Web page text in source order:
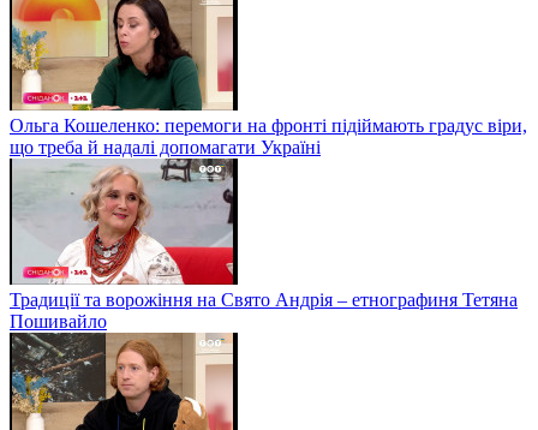
Ольга Кошеленко: перемоги на фронті підіймають градус віри,
що треба й надалі допомагати Україні
Традиції та ворожіння на Свято Андрія – етнографиня Тетяна
Пошивайло